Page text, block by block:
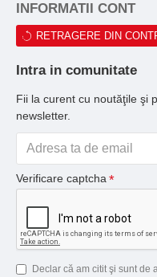
INFORMATII CONT
RETRAGERE DIN
Intra in comunitate
Fii la curent cu noutăţile şi
newsletter.
Verificare captcha
Declar că am citit şi sunt de